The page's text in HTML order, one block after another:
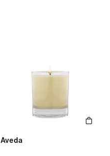
Aveda